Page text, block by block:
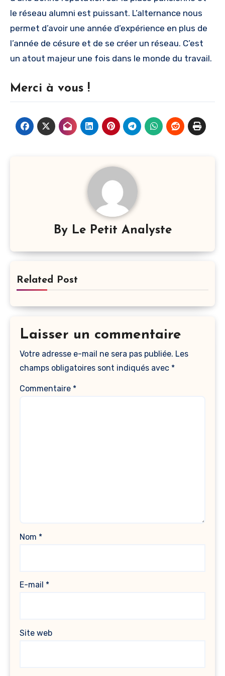
le réseau alumni est puissant. L’alternance nous
permet d’avoir une année d’expérience en plus de
l’année de césure et de se créer un réseau. C’est
un atout majeur une fois dans le monde du travail.
Merci à vous !
By Le Petit Analyste
Related Post
Laisser un commentaire
Votre adresse e-mail ne sera pas publiée. Les
champs obligatoires sont indiqués avec *
Commentaire *
Nom *
E-mail *
Site web